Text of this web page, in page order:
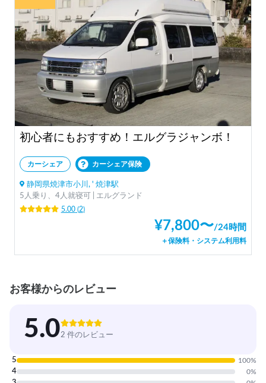
初心者にもおすすめ！エルグラジャンボ！
カーシェア カーシェア保険
静岡県焼津市小川, ' 焼津駅
5人乗り、4人就寝可 | エルグランド
5.00(2)
¥7,800〜/24時間
＋保険料・システム利用料
お客様からのレビュー
5.02 件のレビュー
5 100%
4 0%